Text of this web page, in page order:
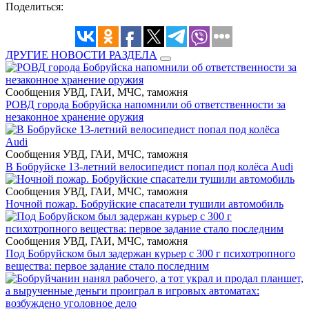
Поделиться:
ДРУГИЕ НОВОСТИ РАЗДЕЛА
Сообщения УВД, ГАИ, МЧС, таможня
РОВД города Бобруйска напомнили об ответственности за
незаконное хранение оружия
Сообщения УВД, ГАИ, МЧС, таможня
В Бобруйске 13-летний велосипедист попал под колёса Audi
Сообщения УВД, ГАИ, МЧС, таможня
Ночной пожар. Бобруйские спасатели тушили автомобиль
Сообщения УВД, ГАИ, МЧС, таможня
Под Бобруйском был задержан курьер с 300 г психотропного
вещества: первое задание стало последним